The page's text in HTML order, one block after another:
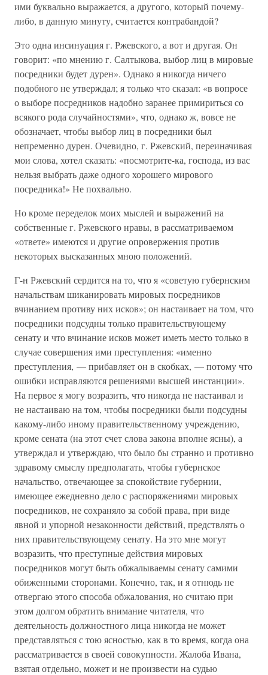
ими буквально выражается, а другого, который почему-
либо, в данную минуту, считается контрабандой?
Это одна инсинуация г. Ржевского, а вот и другая. Он
говорит: «по мнению г. Салтыкова, выбор лиц в мировые
посредники будет дурен». Однако я никогда ничего
подобного не утверждал; я только что сказал: «в вопросе
о выборе посредников надобно заранее примириться со
всякого рода случайностями», что, однако ж, вовсе не
обозначает, чтобы выбор лиц в посредники был
непременно дурен. Очевидно, г. Ржевский, переиначивая
мои слова, хотел сказать: «посмотрите-ка, господа, из вас
нельзя выбрать даже одного хорошего мирового
посредника!» Не похвально.
Но кроме переделок моих мыслей и выражений на
собственные г. Ржевского нравы, в рассматриваемом
«ответе» имеются и другие опровержения против
некоторых высказанных мною положений.
Г-н Ржевский сердится на то, что я «советую губернским
начальствам шиканировать мировых посредников
вчинанием противу них исков»; он настаивает на том, что
посредники подсудны только правительствующему
сенату и что вчинание исков может иметь место только в
случае совершения ими преступления: «именно
преступления, — прибавляет он в скобках, — потому что
ошибки исправляются решениями высшей инстанции».
На первое я могу возразить, что никогда не настаивал и
не настаиваю на том, чтобы посредники были подсудны
какому-либо иному правительственному учреждению,
кроме сената (на этот счет слова закона вполне ясны), а
утверждал и утверждаю, что было бы странно и противно
здравому смыслу предполагать, чтобы губернское
начальство, отвечающее за спокойствие губернии,
имеющее ежедневно дело с распоряжениями мировых
посредников, не сохраняло за собой права, при виде
явной и упорной незаконности действий, предствлять о
них правительствующему сенату. На это мне могут
возразить, что преступные действия мировых
посредников могут быть обжалываемы сенату самими
обиженными сторонами. Конечно, так, и я отнюдь не
отвергаю этого способа обжалования, но считаю при
этом долгом обратить внимание читателя, что
деятельность должностного лица никогда не может
представляться с тою ясностью, как в то время, когда она
рассматривается в своей совокупности. Жалоба Ивана,
взятая отдельно, может и не произвести на судью